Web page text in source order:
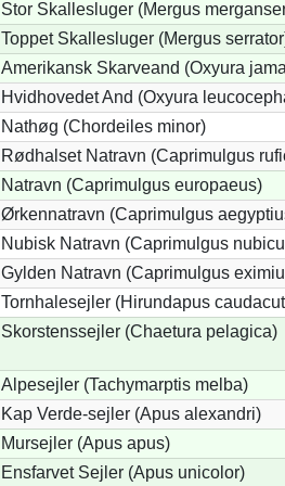
Stor Skallesluger (Mergus
Toppet Skallesluger (Mergus
Amerikansk Skarveand (Oxyura
Hvidhovedet And (Oxyura
Nathøg (Chordeiles minor)
Rødhalset Natravn (Caprimulgus
Natravn (Caprimulgus europaeus)
Ørkennatravn (Caprimulgus
Nubisk Natravn (Caprimulgus
Gylden Natravn (Caprimulgus
Tornhalesejler (Hirundapus
Skorstenssejler (Chaetura pelagica)
Alpesejler (Tachymarptis melba)
Kap Verde-sejler (Apus alexandri)
Mursejler (Apus apus)
Ensfarvet Sejler (Apus unicolor)